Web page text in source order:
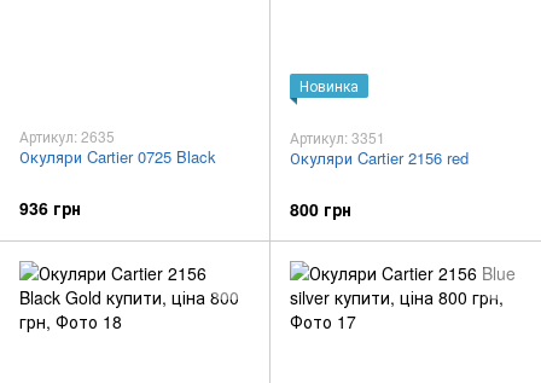
Артикул: 2635
Окуляри Cartier 0725 Black
936 грн
Новинка
Артикул: 3351
Окуляри Cartier 2156 red
800 грн